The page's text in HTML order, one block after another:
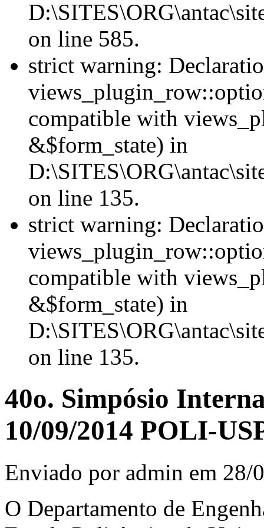
on line 585.
strict warning:
compatible with
&$form_state) in
on line 135.
strict warning:
compatible with
&$form_state) in
on line 135.
40o. Simpósio
10/09/2014 POLI-
Enviado por admin em 28/
O Departamento de